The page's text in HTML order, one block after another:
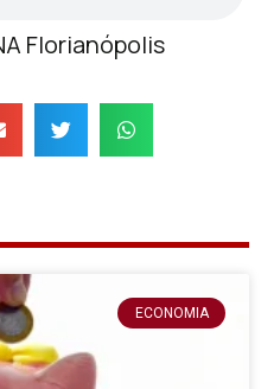
Florianópolis
ECONOMIA